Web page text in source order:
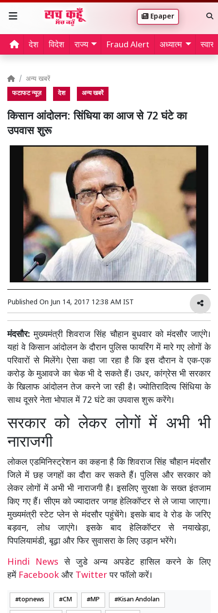
Epaper
देश विदेश राज्य Fraud Alert अध्यात्म
अन्य खबरें
फटाफट न्यूज़ देश अन्य खबरें
किसान आंदोलन: सिंधिया का आज से 72 घंटे का
उपवास शुरू
Published On Jun 14, 2017 12:38 AM IST
मंदसौर: मुख्यमंत्री शिवराज सिंह चौहान बुधवार को मंदसौर जाएंगे।
यहां वे किसान आंदोलन के दौरान पुलिस फायरिंग में मारे गए लोगों के
परिवारों से मिलेंगे। ऐसा कहा जा रहा है कि इस दौरान वे एक-एक
करोड़ के मुआवजे का चेक भी दे सकते हैं। उधर, कांग्रेस भी सरकार
के खिलाफ आंदोलन तेज करने जा रही है। ज्योतिरादित्य सिंधिया के
साथ दूसरे नेता भोपाल में 72 घंटे का उपवास शुरू करेंगे।
सरकार को लेकर लोगों में अभी भी
नाराजगी
लोकल एडमिनिस्ट्रेशन का कहना है कि शिवराज सिंह चौहान मंदसौर
जिले में छह जगहों का दौरा कर सकते हैं। पुलिस और सरकार को
लेकर लोगों में अभी भी नाराजगी है। इसलिए सुरक्षा के सख्त इंतजाम
किए गए हैं। सीएम को ज्यादातर जगह हेलिकॉप्टर से ले जाया जाएगा।
मुख्यमंत्री स्टेट प्लेन से मंदसौर पहुंचेंगे। इसके बाद वे रोड के जरिए
बड़वन, लोध जाएंगे। इसके बाद हेलिकॉप्टर से नयाखेड़ा,
पिपलियामंडी, बूढ़ा और फिर सुवासरा के लिए उड़ान भरेंगे।
Hindi Newsसे जुडे अन्य अपडेट हासिल करने के लिए
हमें Facebook और Twitterपर फॉलो करें।
topnews CM MP Kisan Andolan